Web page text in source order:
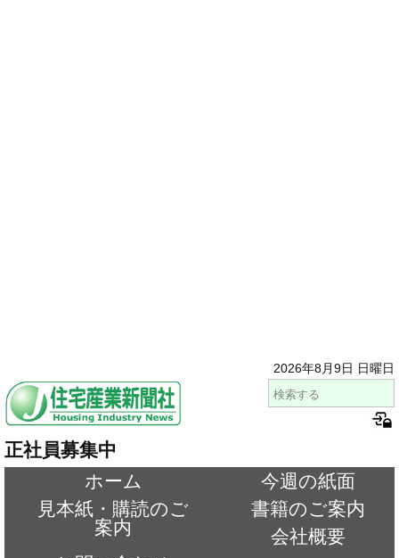
2026年8月9日 日曜日
正社員募集中
ホーム
今週の紙面
見本紙・購読のご
案内
書籍のご案内
会社概要